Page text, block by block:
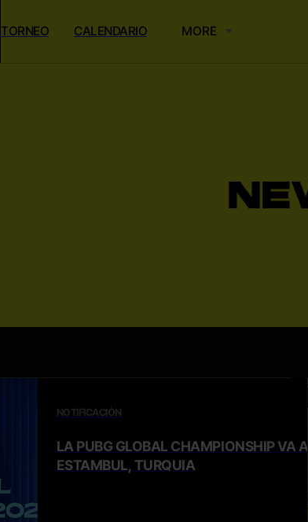
TORNEO CALENDARIO MORE
NOTIFICACIÒN
LA PUBG GLOBAL CHAMPIONSHIP VA A
ESTAMBUL, TURQUIA